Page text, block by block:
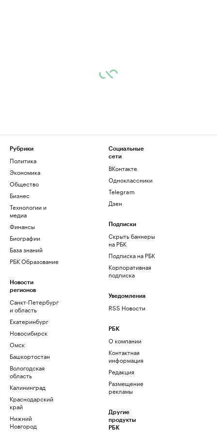
Рубрики
Политика
Экономика
Общество
Бизнес
Технологии и
медиа
Финансы
Биографии
База знаний
РБК Образование
Новости
регионов
Санкт-Петербург
и область
Екатеринбург
Новосибирск
Омск
Башкортостан
Вологодская
область
Калининград
Краснодарский
край
Нижний
Новгород
Социальные
сети
ВКонтакте
Одноклассники
Telegram
Дзен
Подписки
Скрыть баннеры
на РБК
Подписка на РБК
Корпоративная
подписка
Уведомления
RSS Новости
РБК
О компании
Контактная
информация
Редакция
Размещение
рекламы
Другие
продукты
РБК